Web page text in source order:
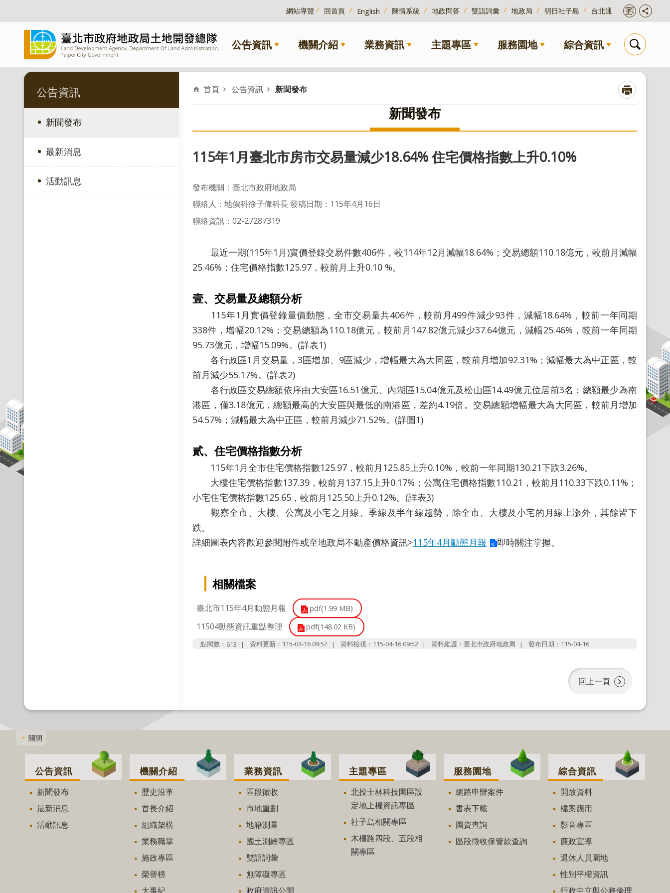
網站導覽 回首頁 English 陳情系統 地政問答 雙語詞彙 地政局 明日社子島 台北通
公告資訊 機關介紹 業務資訊 主題專區 服務園地 綜合資訊
公告資訊
新聞發布
最新消息
活動訊息
首頁 公告資訊 新聞發布
新聞發布
115年1月臺北市房市交易量減少18.64% 住宅價格指數上升0.10%
發布機關：臺北市政府地政局
聯絡人：地價科徐子偉科長 發稿日期：115年4月16日
聯絡資訊：02-27287319
最近一期(115年1月)實價登錄交易件數406件，較114年12月減幅18.64%；交易總額110.18億元，較前月減幅
25.46%；住宅價格指數125.97，較前月上升0.10 %。
壹、交易量及總額分析
115年1月實價登錄量價動態，全市交易量共406件，較前月499件減少93件，減幅18.64%，較前一年同期
338件，增幅20.12%；交易總額為110.18億元，較前月147.82億元減少37.64億元，減幅25.46%，較前一年同期
95.73億元，增幅15.09%。(詳表1)
各行政區1月交易量，3區增加、9區減少，增幅最大為大同區，較前月增加92.31%；減幅最大為中正區，較
前月減少55.17%。(詳表2)
各行政區交易總額依序由大安區16.51億元、內湖區15.04億元及松山區14.49億元位居前3名；總額最少為南
港區，僅3.18億元，總額最高的大安區與最低的南港區，差約4.19倍。交易總額增幅最大為大同區，較前月增加
54.57%；減幅最大為中正區，較前月減少71.52%。(詳圖1)
貳、住宅價格指數分析
115年1月全市住宅價格指數125.97，較前月125.85上升0.10%，較前一年同期130.21下跌3.26%。
大樓住宅價格指數137.39，較前月137.15上升0.17%；公寓住宅價格指數110.21，較前月110.33下跌0.11%；
小宅住宅價格指數125.65，較前月125.50上升0.12%。(詳表3)
觀察全市、大樓、公寓及小宅之月線、季線及半年線趨勢，除全市、大樓及小宅的月線上漲外，其餘皆下
跌。
詳細圖表內容歡迎參閱附件或至地政局不動產價格資訊>115年4月動態月報 即時關注掌握。
相關檔案
臺北市115年4月動態月報 pdf(1.99 MB)
11504動態資訊重點整理 pdf(148.02 KB)
點閱數： 613 資料更新：115-04-16 09:52 資料檢視：115-04-16 09:52 資料維護：臺北市政府地政局 發布日期：115-04-16
回上一頁
關閉
公告資訊
新聞發布
最新消息
活動訊息
機關介紹
歷史沿革
首長介紹
組織架構
業務職掌
施政專區
榮譽榜
大事紀
業務資訊
區段徵收
市地重劃
地籍測量
國土測繪專區
雙語詞彙
無障礙專區
政府資訊公開
主題專區
北投士林科技園區設
定地上權資訊專區
社子島相關專區
木柵路四段、五段相
關專區
服務園地
網路申辦案件
書表下載
圖資查詢
區段徵收保管款查詢
綜合資訊
開放資料
檔案應用
影音專區
廉政宣導
退休人員園地
性別平權資訊
行政中立與公務倫理